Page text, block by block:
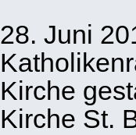
28. Juni
Kirche
Kirche St.